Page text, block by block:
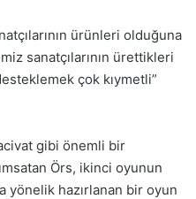
ürünleri olduğuna
sanatçılarının ürettikleri
çok kıymetli”
gibi önemli bir
Örs, ikinci oyunun
yönelik hazırlanan bir oyun